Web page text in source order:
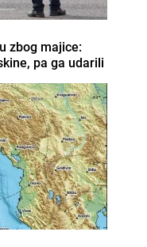
zbog majice:
pa ga udarili